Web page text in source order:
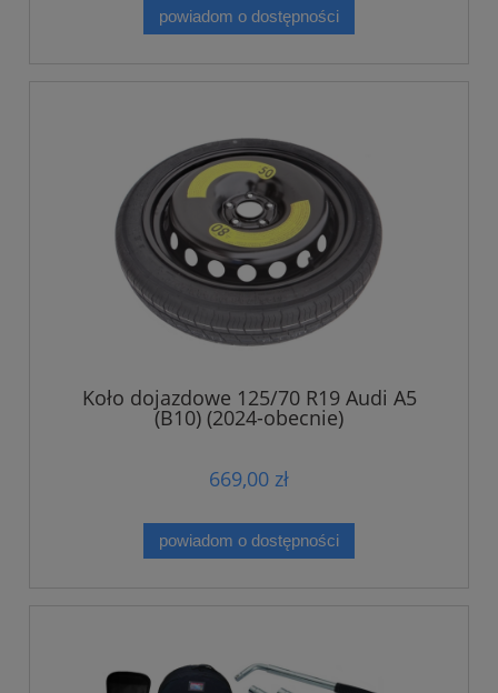
powiadom o dostępności
Koło dojazdowe 125/70 R19 Audi A5
(B10) (2024-obecnie)
669,00 zł
powiadom o dostępności